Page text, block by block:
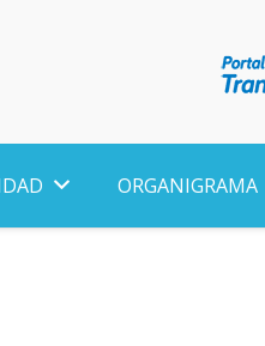
ORGANIGRAMA